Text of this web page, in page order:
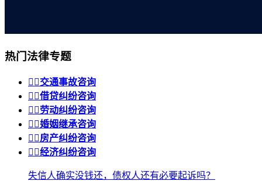
热门法律专题
 交通事故咨询
 借贷纠纷咨询
 劳动纠纷咨询
 婚姻继承咨询
 房产纠纷咨询
 经济纠纷咨询
失信人确实没钱还，债权人还有必要起诉吗？